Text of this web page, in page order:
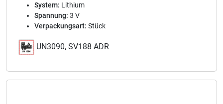
System: Lithium
Spannung: 3 V
Verpackungsart: Stück
UN3090, SV188 ADR